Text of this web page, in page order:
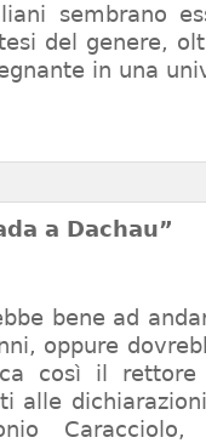
sembrano
del genere,
in una
a Dachau”
bene ad
oppure
così il rettore
alle